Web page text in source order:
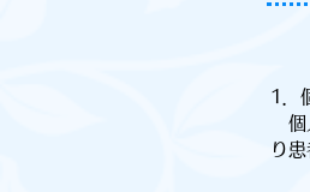
1．
個
り